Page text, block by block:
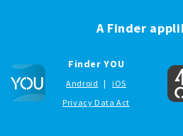
A Finder
Finder YOU
Android |
iOS
Privacy Data Act